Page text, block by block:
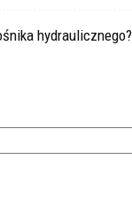
hydraulicznego?